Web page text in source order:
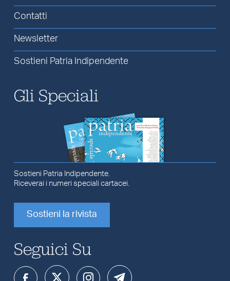
Contatti
Newsletter
Sostieni Patria Indipendente
Gli Speciali
Sostieni Patria Indipendente.
Riceverai i numeri speciali cartacei.
Sostieni la rivista
Seguici Su